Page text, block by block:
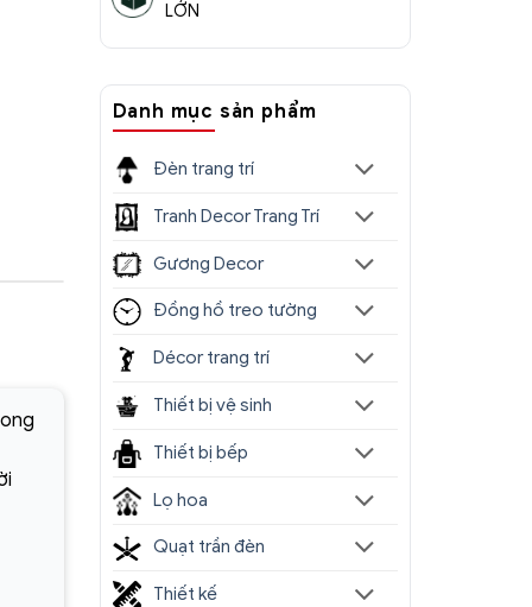
LỚN
Danh mục sản phẩm
Đèn trang trí
Tranh Decor Trang Trí
Gương Decor
Đồng hồ treo tường
Décor trang trí
Thiết bị vệ sinh
Thiết bị bếp
Lọ hoa
Quạt trần đèn
Thiết kế